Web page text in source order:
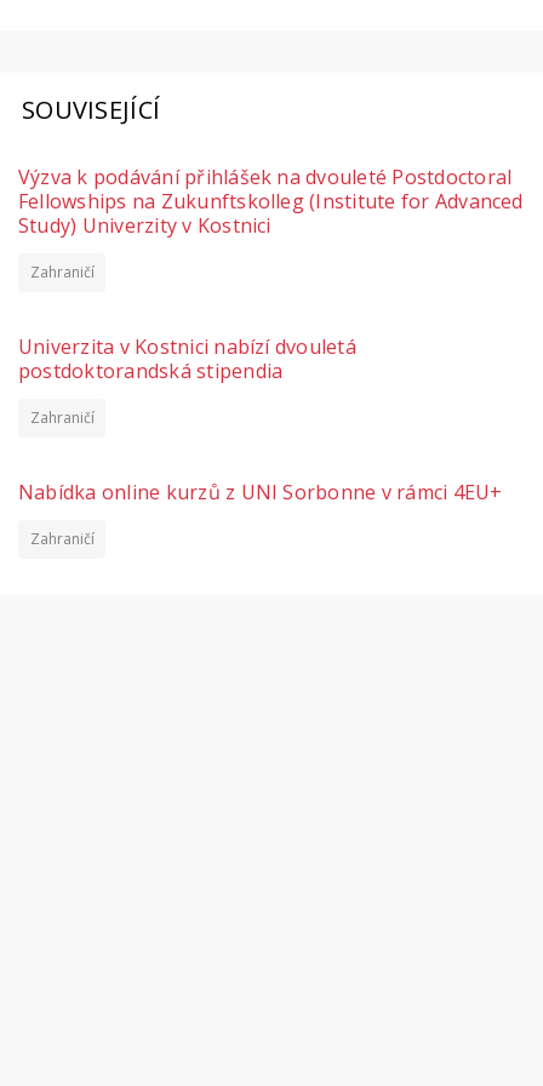
SOUVISEJÍCÍ
Výzva k podávání přihlášek na dvouleté Postdoctoral
Fellowships na Zukunftskolleg (Institute for Advanced
Study) Univerzity v Kostnici
Zahraničí
Univerzita v Kostnici nabízí dvouletá
postdoktorandská stipendia
Zahraničí
Nabídka online kurzů z UNI Sorbonne v rámci 4EU+
Zahraničí